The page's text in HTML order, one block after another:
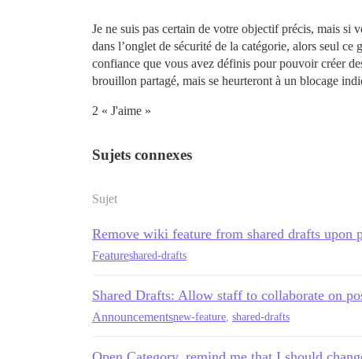
Je ne suis pas certain de votre objectif précis, mais si
dans l’onglet de sécurité de la catégorie, alors seul
confiance que vous avez définis pour pouvoir créer
brouillon partagé, mais se heurteront à un blocage
2 « J'aime »
Sujets connexes
Sujet
Remove wiki feature from shared drafts upon
Featureshared-drafts
Shared Drafts: Allow staff to collaborate on
Announcementsnew-feature, shared-drafts